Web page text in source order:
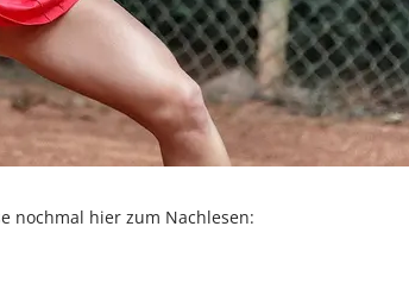
nochmal hier zum Nachlesen: